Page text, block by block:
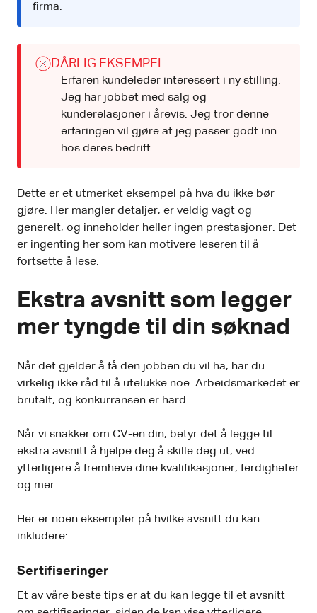
firma.
DÅRLIG EKSEMPEL
Erfaren kundeleder interessert i ny stilling.
Jeg har jobbet med salg og
kunderelasjoner i årevis. Jeg tror denne
erfaringen vil gjøre at jeg passer godt inn
hos deres bedrift.
Dette er et utmerket eksempel på hva du ikke bør
gjøre. Her mangler detaljer, er veldig vagt og
generelt, og inneholder heller ingen prestasjoner. Det
er ingenting her som kan motivere leseren til å
fortsette å lese.
Ekstra avsnitt som legger
mer tyngde til din søknad
Når det gjelder å få den jobben du vil ha, har du
virkelig ikke råd til å utelukke noe. Arbeidsmarkedet er
brutalt, og konkurransen er hard.
Når vi snakker om CV-en din, betyr det å legge til
ekstra avsnitt å hjelpe deg å skille deg ut, ved
ytterligere å fremheve dine kvalifikasjoner, ferdigheter
og mer.
Her er noen eksempler på hvilke avsnitt du kan
inkludere:
Sertifiseringer
Et av våre beste tips er at du kan legge til et avsnitt